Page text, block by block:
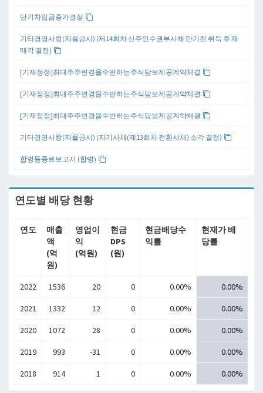
단기차입금증가결정
기타경영사항(자율공시) (제14회차 신주인수권부사채 만기전 취득 후 재
매각 결정)
[기재정정]최대주주변경을수반하는주식담보제공계약체결
[기재정정]최대주주변경을수반하는주식담보제공계약체결
[기재정정]최대주주변경을수반하는주식담보제공계약체결
기타경영사항(자율공시) (자기사채(제13회차 전환사채) 소각 결정)
합병등종료보고서 (합병)
연도별 배당 현황
연도
매출
액
(억
원)
영업이
익
(억원)
현금
DPS
(원)
현금배당수
익률
현재가 배
당률
2022 1536 20 0 0.00% 0.00%
2021 1332 12 0 0.00% 0.00%
2020 1072 28 0 0.00% 0.00%
2019 993 -31 0 0.00% 0.00%
2018 914 1 0 0.00% 0.00%